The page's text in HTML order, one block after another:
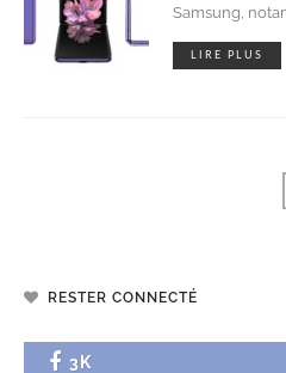
Samsung,
LIRE PLUS
RESTER CONNECTÉ
3K